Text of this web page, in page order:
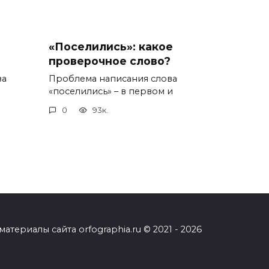
«Поселились»: какое
проверочное слово?
Проблема написания слова
«поселились» – в первом и
0 93к.
сайта orfographia.ru © 2021 - 2026